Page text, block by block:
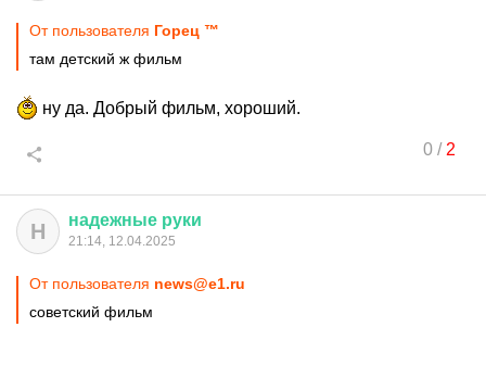
От пользователя Горец ™
там детский ж фильм
ну да. Добрый фильм, хороший.
0/2
Н надежные руки
21:14, 12.04.2025
От пользователя news@e1.ru
советский фильм